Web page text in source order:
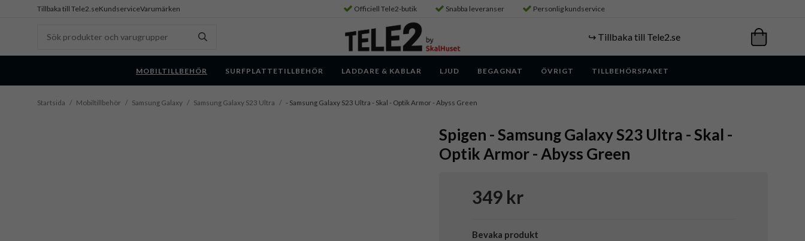
Tillbaka till Tele2.seKundserviceVarumärken Officiell Tele2-butik Snabba leveranser Personlig kundservice
↪️ Tillbaka till Tele2.se
MOBILTILLBEHÖR SURFPLATTETILLBEHÖR LADDARE & KABLAR LJUD BEGAGNAT ÖVRIGT TILLBEHÖRSPAKET
Startsida / Mobiltillbehör / Samsung Galaxy / Samsung Galaxy S23 Ultra / - Samsung Galaxy S23 Ultra - Skal - Optik Armor - Abyss Green
Spigen - Samsung Galaxy S23 Ultra - Skal -
Optik Armor - Abyss Green
349 kr
Bevaka produkt